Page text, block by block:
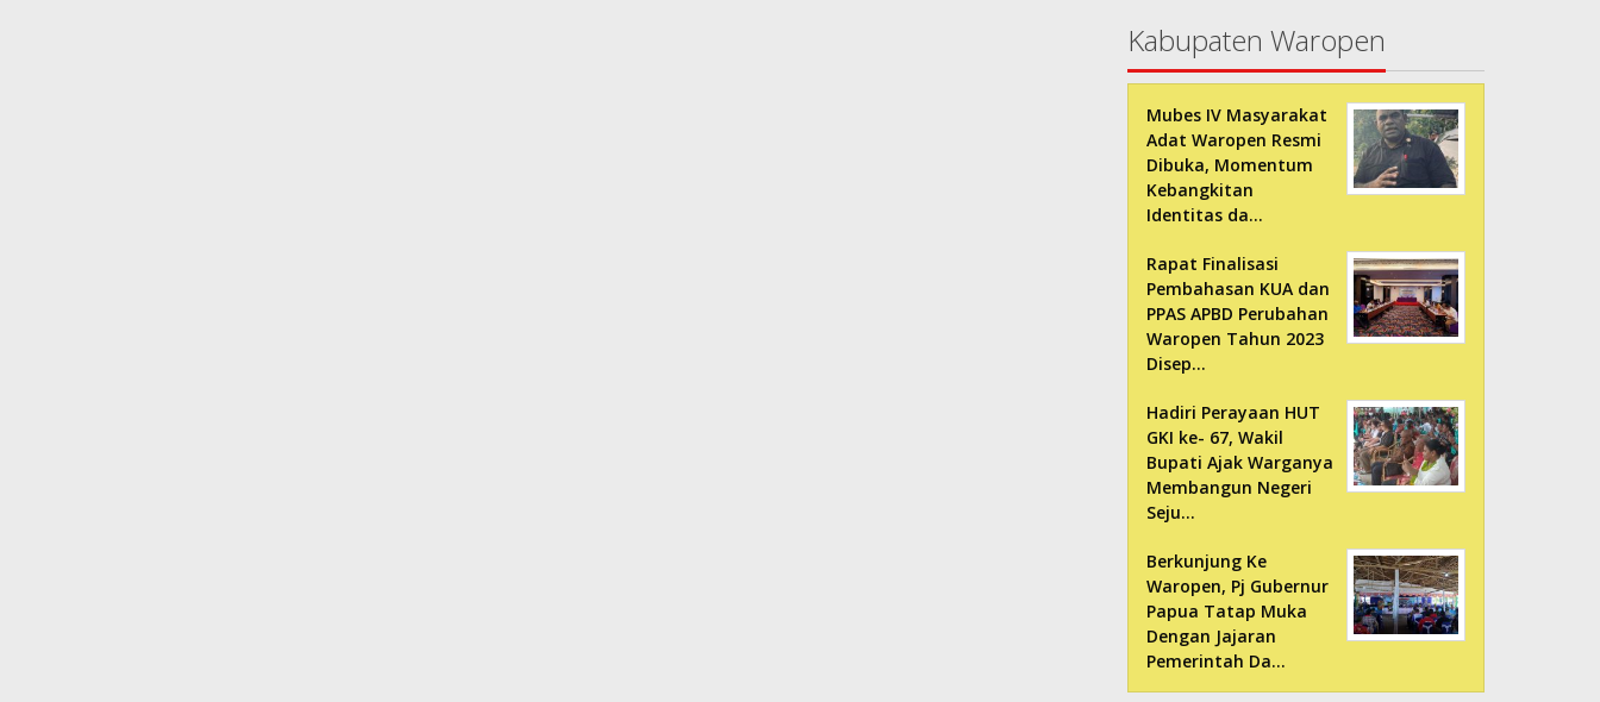
Kabupaten Waropen
Mubes IV Masyarakat
Adat Waropen Resmi
Dibuka, Momentum
Kebangkitan
Identitas da…
Rapat Finalisasi
Pembahasan KUA dan
PPAS APBD Perubahan
Waropen Tahun 2023
Disep…
Hadiri Perayaan HUT
GKI ke- 67, Wakil
Bupati Ajak Warganya
Membangun Negeri
Seju…
Berkunjung Ke
Waropen, Pj Gubernur
Papua Tatap Muka
Dengan Jajaran
Pemerintah Da…